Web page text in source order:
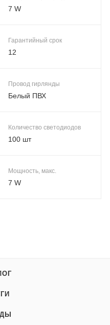
7 W
Гарантийный срок
12
Провод гирлянды
Белый ПВХ
Количество светодиодов
100 шт
Мощность, макс.
7 W